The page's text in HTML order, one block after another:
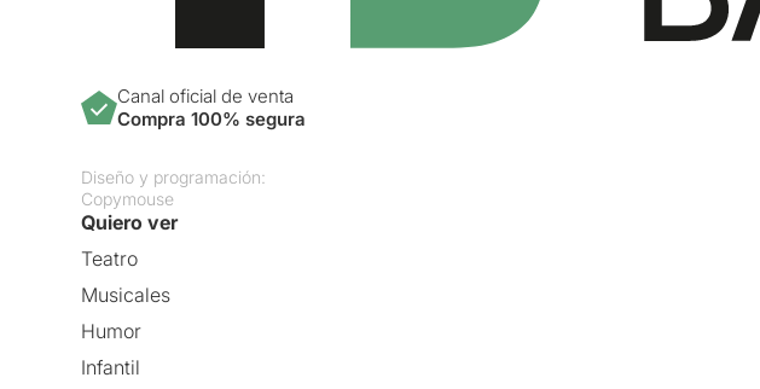
Canal oficial de venta
Compra 100% segura
Diseño y programación:
Copymouse
Quiero ver
Teatro
Musicales
Humor
Infantil